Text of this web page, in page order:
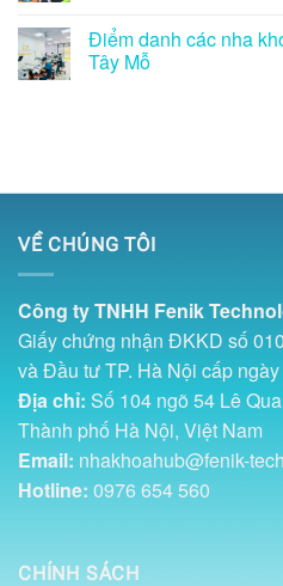
Điểm danh các nha
Tây Mỗ
VỀ CHÚNG TÔI
Công ty TNHH Fenik
Giấy chứng nhận ĐKKD số
và Đầu tư TP. Hà Nội cấp ngày
Địa chỉ: Số 104 ngõ 54 Lê
Thành phố Hà Nội, Việt Nam
Email: nhakhoahub@fenik-
Hotline: 0976 654 560
CHÍNH SÁCH